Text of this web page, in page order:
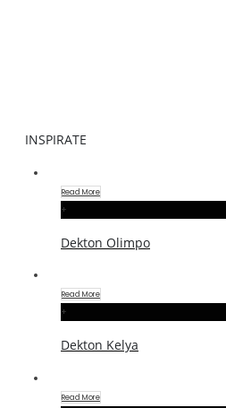
INSPIRATE
Read More
+
Dekton Olimpo
Read More
+
Dekton Kelya
Read More